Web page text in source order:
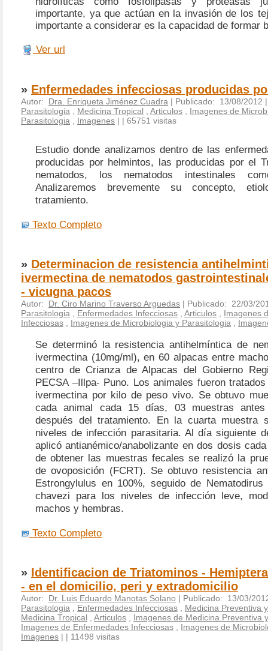
importante, ya que actúan en la invasión de los
importante a considerar es la capacidad de formar
Ver url
» Enfermedades infecciosas producidas
Autor: Dra. Enriqueta Jiménez Cuadra | Publicado: 13/08/2012
Parasitologia
Medicina Tropical Articulos
Imagenes de
Parasitologia
Imagenes | | 65751 visitas
Estudio donde analizamos dentro de las
producidas por helmintos, las producidas por el
nematodos, los nematodos intestinales
Analizaremos brevemente su concepto,
tratamiento.
Texto Completo
» Determinacion de resistencia
ivermectina de nematodos
- vicugna pacos
Autor: Dr. Ciro Marino Traverso Arguedas | Publicado: 22/03/
Parasitologia
Enfermedades Infecciosas Articulos
Imagenes
Infecciosas
Imagenes de Microbiologia y Parasitologia
Se determinó la resistencia antihelmíntica de
ivermectina (10mg/ml), en 60 alpacas entre
centro de Crianza de Alpacas del Gobierno
PECSA –Illpa- Puno. Los animales fueron
ivermectina por kilo de peso vivo. Se obtuvo
cada animal cada 15 días, 03 muestras
después del tratamiento. En la cuarta muestra
niveles de infección parasitaria. Al día siguiente
aplicó antianémico/anabolizante en dos dosis
de obtener las muestras fecales se realizó la
de ovoposición (FCRT). Se obtuvo resistencia
Estrongylulus en 100%, seguido de
chavezi para los niveles de infección leve,
machos y hembras.
Texto Completo
» Identificacion de Triatominos -
- en el domicilio, peri y extradomicilio
Autor: Dr. Luis Eduardo Manotas Solano | Publicado: 13/03/
Parasitologia
Enfermedades Infecciosas
Medicina Preventiva
Medicina Tropical
Articulos
Imagenes de Medicina Preventiva
Imagenes de Enfermedades Infecciosas
Imagenes de
Imagenes | | 11498 visitas